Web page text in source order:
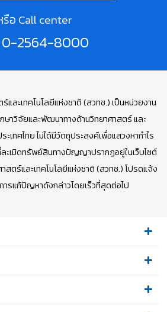
รือ Call center
2564-8000
ละเทคโนโลยีแห่งชาติ (สวทช.) เป็นหน่วยงาน
าวิจัยและพัฒนาทางด้านวิทยาศาสตร์ และ
เทศไทย ไม่ได้มีวัตถุประสงค์เพื่อแสวงหากำไร
ะเมิดทรัพย์สินทางปัญญาปรากฏอยู่ในเว็บไซต์
ตร์และเทคโนโลยีแห่งชาติ (สวทช.) โปรดแจ้ง
ารแก้ปัญหาดังกล่าวโดยเร็วที่สุดต่อไป